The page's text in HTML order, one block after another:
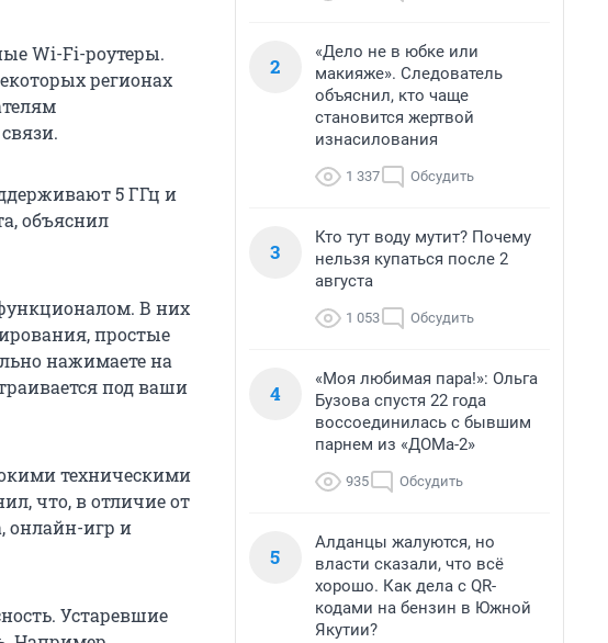
Wi-Fi-роутеры.
регионах
5 ГГц и
объяснил
В них
простые
нажимаете на
под ваши
техническими
что, в отличие от
онлайн-игр и
Устаревшие
2
«Дело не в юбке или
макияже». Следователь
объяснил, кто чаще
становится жертвой
изнасилования
1 337 Обсудить
3
Кто тут воду мутит? Почему
нельзя купаться после 2
августа
1 053 Обсудить
4
«Моя любимая пара!»: Ольга
Бузова спустя 22 года
воссоединилась с бывшим
парнем из «ДОМа-2»
935 Обсудить
5
Алданцы жалуются, но
власти сказали, что всё
хорошо. Как дела с QR-
кодами на бензин в Южной
Якутии?